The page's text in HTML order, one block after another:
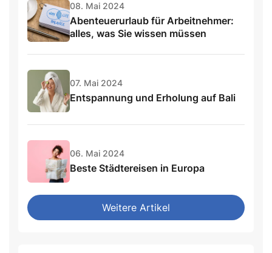
08. Mai 2024
Abenteuerurlaub für Arbeitnehmer:
alles, was Sie wissen müssen
07. Mai 2024
Entspannung und Erholung auf Bali
06. Mai 2024
Beste Städtereisen in Europa
Weitere Artikel